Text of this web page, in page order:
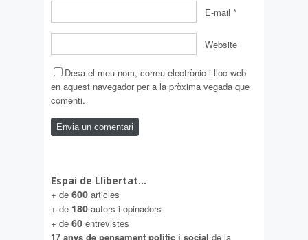
E-mail *
Website
Desa el meu nom, correu electrònic i lloc web
en aquest navegador per a la pròxima vegada que
comenti.
Espai de Llibertat…
+ de 600 articles
+ de 180 autors i opinadors
+ de 60 entrevistes
17 anys de pensament polític i social de la